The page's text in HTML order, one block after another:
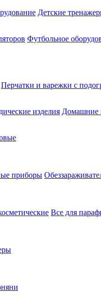
Детские
Футбольное
Перчатки и варежки с
изделия Домашние
приборы
Все для